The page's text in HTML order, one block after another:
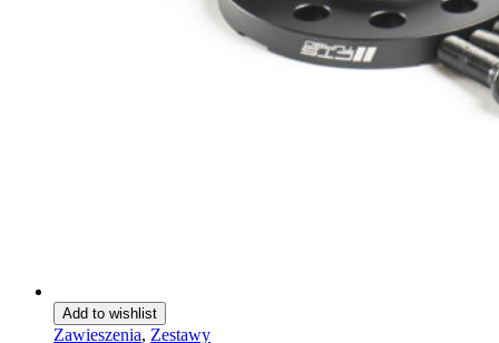
Add to wishlist
Zawieszenia, Zestawy